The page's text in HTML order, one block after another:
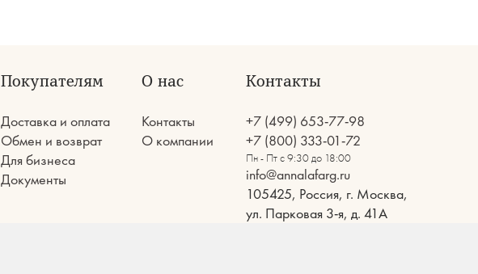
Покупателям
Доставка и оплата
Обмен и возврат
Для бизнеса
Документы
О нас
Контакты
О компании
Контакты
+7 (499) 653-77-98
+7 (800) 333-01-72
Пн - Пт с 9:30 до 18:00
info@annalafarg.ru
105425, Россия, г. Москва,
ул. Парковая 3-я, д. 41А